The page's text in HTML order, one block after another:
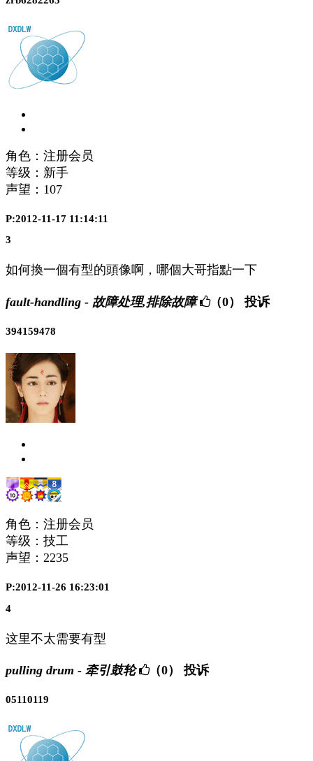
角色：注册会员
等级：新手
声望： 107
P:2012-11-17 11:14:11
3
如何換一個有型的頭像啊，哪個大哥指點一下
fault-handling - 故障处理,排除故障 （0） 投诉
394159478
角色：注册会员
等级：技工
声望： 2235
P:2012-11-26 16:23:01
4
这里不太需要有型
pulling drum - 牵引鼓轮 （0） 投诉
05110119